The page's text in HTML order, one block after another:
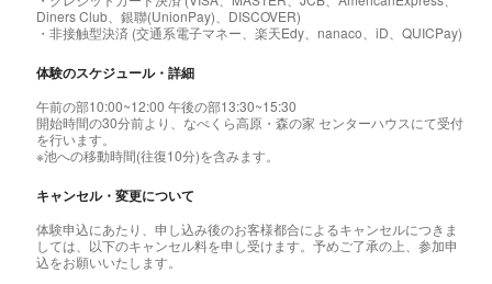
Diners Club、銀聯(UnionPay)、DISCOVER)
・非接触型決済 (交通系電子マネー、楽天Edy、nanaco、iD、QUICPay)
体験のスケジュール・詳細
午前の部10:00~12:00 午後の部13:30~15:30
開始時間の30分前より、なべくら高原・森の家 センターハウスにて受付
を行います。
※池への移動時間(往復10分)を含みます。
キャンセル・変更について
体験申込にあたり、申し込み後のお客様都合によるキャンセルにつきま
しては、以下のキャンセル料を申し受けます。予めご了承の上、参加申
込をお願いいたします。